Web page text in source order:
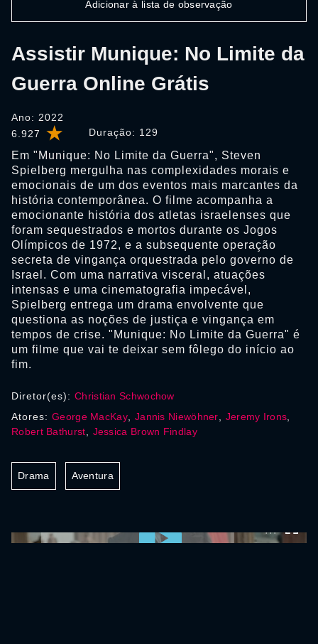
6.927 Duração: 129
Assistir Munique: No Limite da
Guerra Online Grátis
Ano: 2022
Em "Munique: No Limite da Guerra", Steven
Spielberg mergulha nas complexidades morais e
emocionais de um dos eventos mais marcantes da
história contemporânea. O filme acompanha a
emocionante história dos atletas israelenses que
foram sequestrados e mortos durante os Jogos
Olímpicos de 1972, e a subsequente operação
secreta de vingança orquestrada pelo governo de
Israel. Com uma narrativa visceral, atuações
intensas e uma cinematografia impecável,
Spielberg entrega um drama envolvente que
questiona as noções de justiça e vingança em
tempos de crise. "Munique: No Limite da Guerra" é
um filme que vai te deixar sem fôlego do início ao
fim.
Adicionar à lista de observação
Diretor(es): Christian Schwochow
Atores: George MacKay, Jannis Niewöhner Jeremy Irons
Robert Bathurst
Jessica Brown Findlay
Drama Aventura